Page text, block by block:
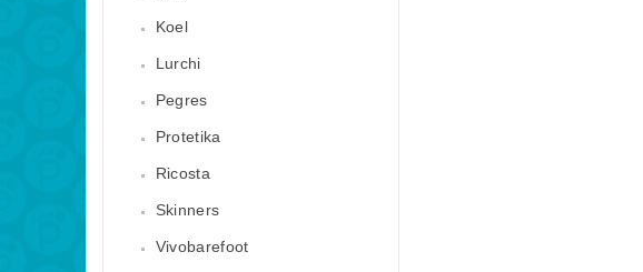
Koel
Lurchi
Pegres
Protetika
Ricosta
Skinners
Vivobarefoot